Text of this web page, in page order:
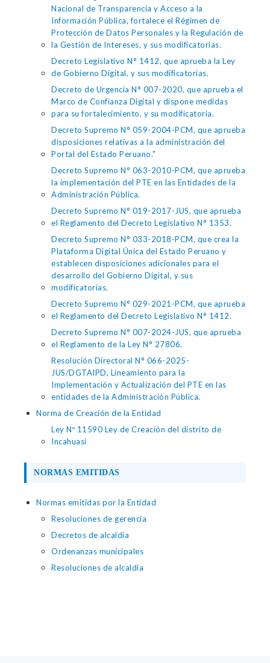
Nacional de Transparencia y Acceso a la
Información Pública, fortalece el Régimen de
Protección de Datos Personales y la Regulación de
la Gestión de Intereses, y sus modificatorias.
Decreto Legislativo N° 1412, que aprueba la Ley
de Gobierno Digital, y sus modificatorias.
Decreto de Urgencia N° 007-2020, que aprueba el
Marco de Confianza Digital y dispone medidas
para su fortalecimiento, y su modificatoria.
Decreto Supremo N° 059-2004-PCM, que aprueba
disposiciones relativas a la administración del
Portal del Estado Peruano."
Decreto Supremo N° 063-2010-PCM, que aprueba
la implementación del PTE en las Entidades de la
Administración Pública.
Decreto Supremo N° 019-2017-JUS, que aprueba
el Reglamento del Decreto Legislativo N° 1353.
Decreto Supremo N° 033-2018-PCM, que crea la
Plataforma Digital Única del Estado Peruano y
establecen disposiciones adicionales para el
desarrollo del Gobierno Digital, y sus
modificatorias.
Decreto Supremo N° 029-2021-PCM, que aprueba
el Reglamento del Decreto Legislativo N° 1412.
Decreto Supremo N° 007-2024-JUS, que aprueba
el Reglamento de la Ley N° 27806.
Resolución Directoral N° 066-2025-
JUS/DGTAIPD, Lineamiento para la
Implementación y Actualización del PTE en las
entidades de la Administración Pública.
Norma de Creación de la Entidad
Ley Nº 11590 Ley de Creación del distrito de
Incahuasi
NORMAS EMITIDAS
Normas emitidas por la Entidad
Resoluciones de gerencia
Decretos de alcaldía
Ordenanzas municipales
Resoluciones de alcaldía